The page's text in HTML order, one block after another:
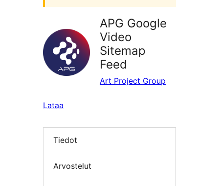
APG Google
Video
Sitemap
Feed
Art Project Group
Lataa
Tiedot
Arvostelut